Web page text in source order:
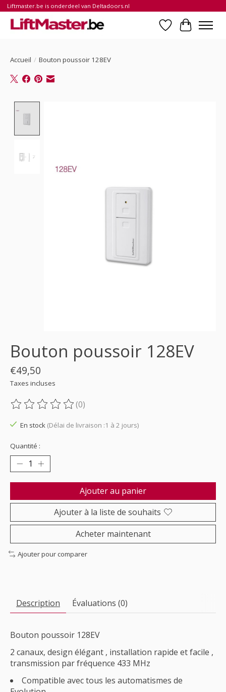
Liftmaster.be is onderdeel van Deltadoors.nl
Liste dePanier
Accueil / Bouton poussoir 128EV
Bouton poussoir 128EV
€49,50
Taxes incluses
Ce produit est évalué à
(0)
En stock (Délai de livraison :1 à 2 jours)
Quantité :
Ajouter au panier
Ajouter à la liste de souhaits
Acheter maintenant
Ajouter pour comparer
Description Évaluations (0)
Bouton poussoir 128EV
2 canaux, design élégant , installation rapide et facile ,
transmission par fréquence 433 MHz
Compatible avec tous les automatismes de